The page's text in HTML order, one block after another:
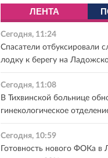
ЛЕНТА
Сегодня, 11:24
Спасатели отбуксировали
лодку к берегу на
Сегодня, 11:08
В Тихвинской больнице
гинекологическое
Сегодня, 10:59
Готовность нового ФОКа